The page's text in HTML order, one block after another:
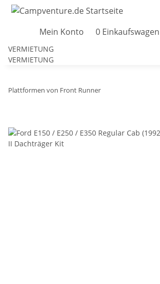
Mein Konto 0 Einkaufswagen
VERMIETUNG
VERMIETUNG
Plattformen von Front Runner